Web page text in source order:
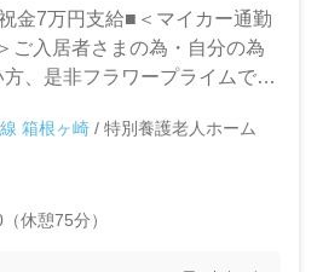
金7万円支給■＜マイカー通勤
ご入居者さまの為・自分の為
、是非フラワープライムで一
行い、おむつゼロを目指して
箱根ヶ崎 / 特別養護老人ホーム
休憩75分）